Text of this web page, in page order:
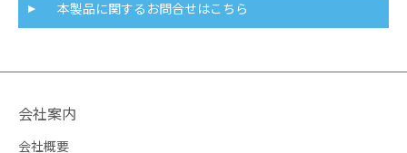
本製品に関するお問合せはこちら
会社案内
会社概要